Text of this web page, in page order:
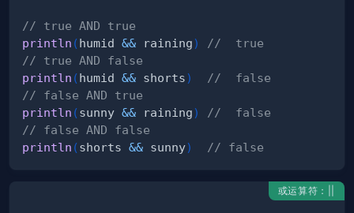
// true AND true
println (humid && raining)
//  true
// true AND false
println (humid && shorts)
//  false
// false AND true
println (sunny && raining)
//  false
// false AND false
println (shorts && sunny) // false
或运算符：||